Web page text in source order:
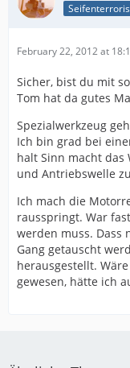
February 22, 2012 at
Sicher, bist du mit
Tom hat da gutes
Spezialwerkzeug
Ich bin grad bei
halt Sinn macht das
und Antriebswelle
Ich mach die
rausspringt. War
werden muss. Dass
Gang getauscht
herausgestellt.
gewesen, hätte ich